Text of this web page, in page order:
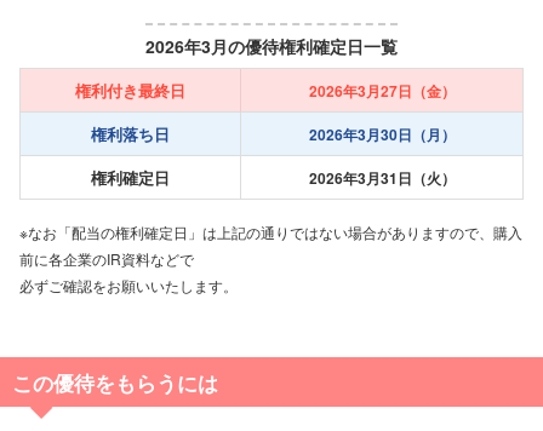
2026年3月の優待権利確定日一覧
権利付き最終日 2026年3月27日（金）
権利落ち日 2026年3月30日（月）
権利確定日 2026年3月31日（火）
※なお「配当の権利確定日」は上記の通りではない場合がありますので、購入
前に各企業のIR資料などで
必ずご確認をお願いいたします。
この優待をもらうには